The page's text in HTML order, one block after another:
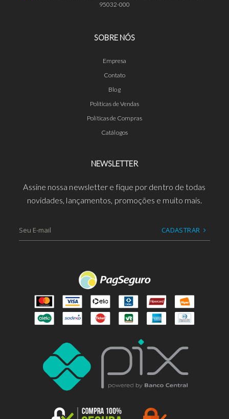
95032-000
SOBRE NÓS
Empresa
Contato
Blog
Políticas de Vendas
Políticas de Compras
Catálogos
NEWSLETTER
Assine nossa newsletter e fique por dentro de todas
novidades, lançamentos, promoções e muito mais.
CADASTRAR